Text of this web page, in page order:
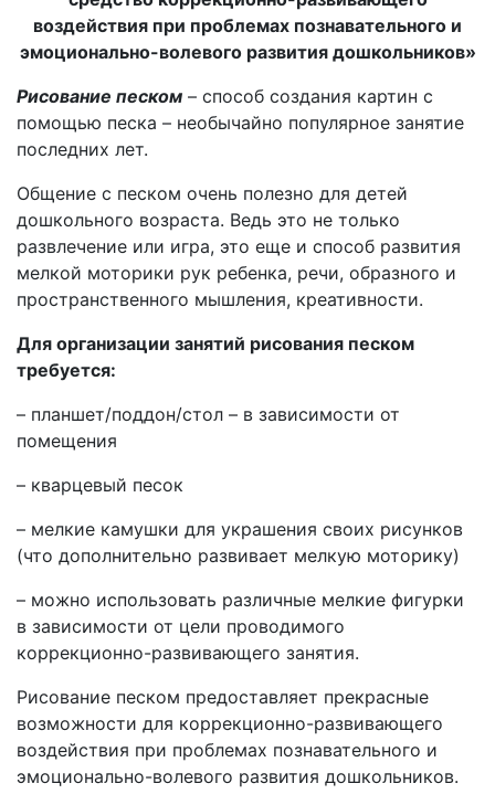
воздействия при проблемах познавательного и
эмоционально-волевого развития дошкольников»
Рисование песком – способ создания картин с
помощью песка – необычайно популярное занятие
последних лет.
Общение с песком очень полезно для детей
дошкольного возраста. Ведь это не только
развлечение или игра, это еще и способ развития
мелкой моторики рук ребенка, речи, образного и
пространственного мышления, креативности.
Для организации занятий рисования песком
требуется:
– планшет/поддон/стол – в зависимости от
помещения
– кварцевый песок
– мелкие камушки для украшения своих рисунков
(что дополнительно развивает мелкую моторику)
– можно использовать различные мелкие фигурки
в зависимости от цели проводимого
коррекционно-развивающего занятия.
Рисование песком предоставляет прекрасные
возможности для коррекционно-развивающего
воздействия при проблемах познавательного и
эмоционально-волевого развития дошкольников.